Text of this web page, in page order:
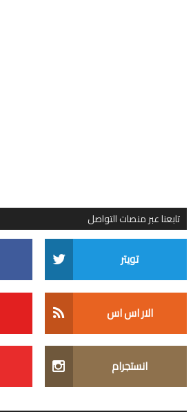
تابعنا عبر منصات التواصل
تويتر
الار اس اس
انستجرام